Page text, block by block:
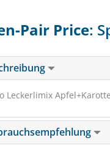
Pair Price:
Leckerlimix